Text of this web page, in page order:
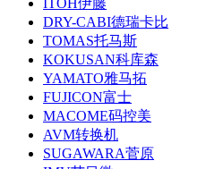
DRY-CABI德瑞卡比
TOMAS托马斯
KOKUSAN科库森
YAMATO雅马拓
FUJICON富士
MACOME码控美
AVM转换机
SUGAWARA菅原